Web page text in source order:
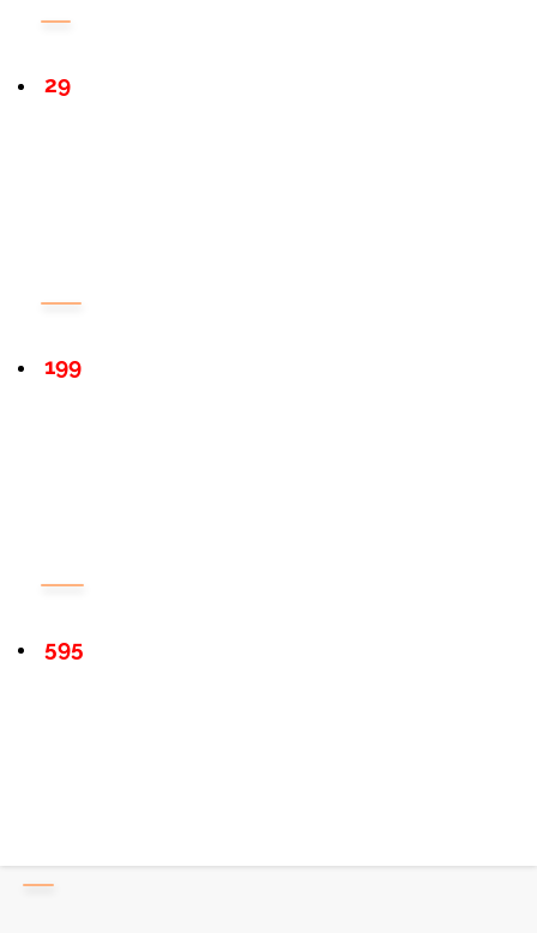
29
199
595